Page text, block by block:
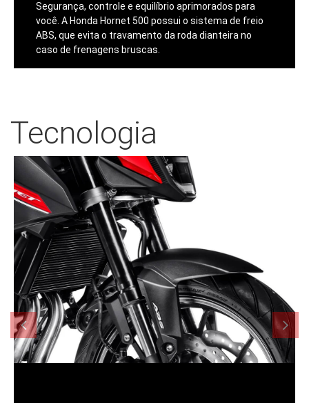
Segurança, controle e equilíbrio aprimorados para
você. A Honda Hornet 500 possui o sistema de freio
ABS, que evita o travamento da roda dianteira no
caso de frenagens bruscas.
Tecnologia